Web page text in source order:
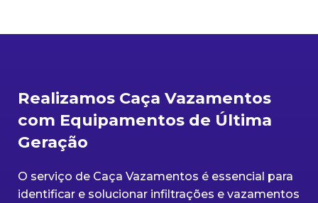
Realizamos Caça Vazamentos
com Equipamentos de Última
Geração
O serviço de Caça Vazamentos é essencial para
identificar e solucionar infiltrações e vazamentos